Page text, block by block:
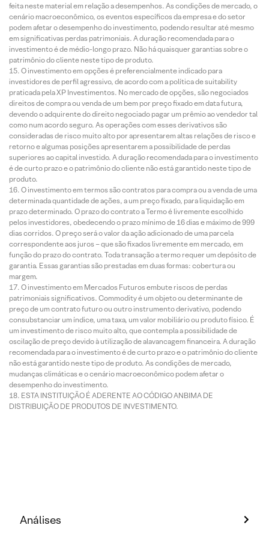
feita neste material em relação a desempenhos. As condições de mercado, o
cenário macroeconômico, os eventos específicos da empresa e do setor
podem afetar o desempenho do investimento, podendo resultar até mesmo
em significativas perdas patrimoniais. A duração recomendada para o
investimento é de médio-longo prazo. Não há quaisquer garantias sobre o
patrimônio do cliente neste tipo de produto.
O investimento em opções é preferencialmente indicado para
investidores de perfil agressivo, de acordo com a política de suitability
praticada pela XP Investimentos. No mercado de opções, são negociados
direitos de compra ou venda de um bem por preço fixado em data futura,
devendo o adquirente do direito negociado pagar um prêmio ao vendedor tal
como num acordo seguro. As operações com esses derivativos são
consideradas de risco muito alto por apresentarem altas relações de risco e
retorno e algumas posições apresentarem a possibilidade de perdas
superiores ao capital investido. A duração recomendada para o investimento
é de curto prazo e o patrimônio do cliente não está garantido neste tipo de
produto.
O investimento em termos são contratos para compra ou a venda de uma
determinada quantidade de ações, a um preço fixado, para liquidação em
prazo determinado. O prazo do contrato a Termo é livremente escolhido
pelos investidores, obedecendo o prazo mínimo de 16 dias e máximo de 999
dias corridos. O preço será o valor da ação adicionado de uma parcela
correspondente aos juros – que são fixados livremente em mercado, em
função do prazo do contrato. Toda transação a termo requer um depósito de
garantia. Essas garantias são prestadas em duas formas: cobertura ou
margem.
O investimento em Mercados Futuros embute riscos de perdas
patrimoniais significativos. Commodity é um objeto ou determinante de
preço de um contrato futuro ou outro instrumento derivativo, podendo
consubstanciar um índice, uma taxa, um valor mobiliário ou produto físico. É
um investimento de risco muito alto, que contempla a possibilidade de
oscilação de preço devido à utilização de alavancagem financeira. A duração
recomendada para o investimento é de curto prazo e o patrimônio do cliente
não está garantido neste tipo de produto. As condições de mercado,
mudanças climáticas e o cenário macroeconômico podem afetar o
desempenho do investimento.
ESTA INSTITUIÇÃO É ADERENTE AO CÓDIGO ANBIMA DE
DISTRIBUIÇÃO DE PRODUTOS DE INVESTIMENTO.
Análises